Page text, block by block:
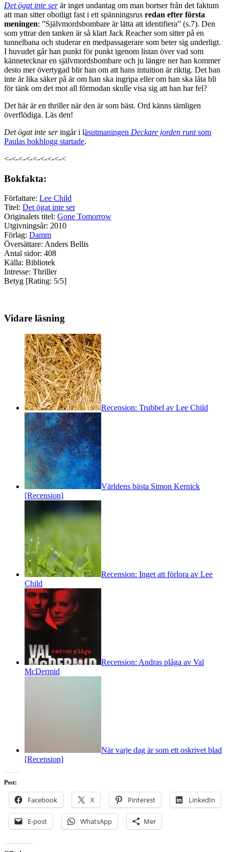
Det ögat inte serär inget undantag om man bortser från det faktum
att man sitter obotligt fast i ett spänningsrus redan efter första
meningen: ”Självmordsbombare är lätta att identifiera” (s.7). Den
som yttrar den tanken är så klart Jack Reacher som sitter på en
tunnelbana och studerar en medpassagerare som beter sig underligt.
I huvudet går han punkt för punkt igenom listan över vad som
kännetecknar en självmordsbombare och ju längre ner han kommer
desto mer övertygad blir han om att hans intuition är riktig. Det han
inte är lika säker på är om han ska ingripa eller om han ska låta bli
för tänk om det mot all förmodan skulle visa sig att han har fel?
Det här är en thriller när den är som bäst. Ord känns tämligen
överflödiga. Läs den!
Det ögat inte seringår i läsutmaningen Deckare jorden runtsom
Paulas bokblogg startade.
<-<-<-<-<-<-<-<-<
Bokfakta:
Författare: Lee Child
Titel: Det ögat inte ser
Originalets titel: Gone Tomorrow
Utgivningsår: 2010
Förlag: Damm
Översättare: Anders Bellis
Antal sidor: 408
Källa: Bibliotek
Intresse: Thriller
Betyg [Rating: 5/5]
Vidare läsning
Recension: Trubbel av Lee Child
Världens bästa Simon Kernick
[Recension]
Recension: Inget att förlora av Lee
Child
Recension: Andras plåga av Val
McDermid
När varje dag är som ett oskrivet blad
[Recension]
Psst:
Facebook X Pinterest LinkedIn
E-post WhatsApp Mer